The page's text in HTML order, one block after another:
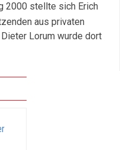
2000 stellte sich Erich
aus privaten
Lorum wurde dort